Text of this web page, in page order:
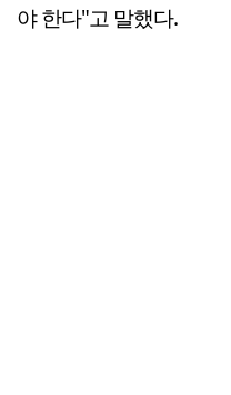
야 한다"고 말했다.